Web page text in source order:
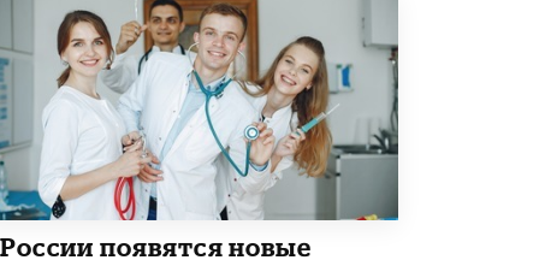
​Яндекс выпустил бесплатный курс по
защите от ИИ-мошенничества
2 ИЮНЯ / BIG DATA
В России начнут применять новые
подходы к разрешению конфликтов в
школах
2 ИЮНЯ / ПОДРОСТКИ
появятся новые